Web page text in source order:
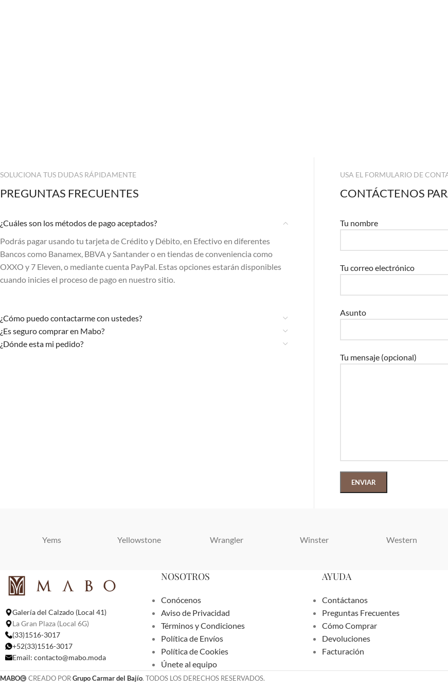
SOLUCIONA TUS DUDAS RÁPIDAMENTE
PREGUNTAS FRECUENTES
¿Cuáles son los métodos de pago aceptados?
Podrás pagar usando tu tarjeta de Crédito y Débito, en Efectivo en diferentes
Bancos como Banamex, BBVA y Santander o en tiendas de conveniencia como
OXXO y 7 Eleven, o mediante cuenta PayPal. Estas opciones estarán disponibles
cuando inicies el proceso de pago en nuestro sitio.
¿Cómo puedo contactarme con ustedes?
¿Es seguro comprar en Mabo?
¿Dónde esta mi pedido?
USA EL FORMULARIO DE
CONTÁCTENOS
Tu nombre
Tu correo electrónico
Asunto
Tu mensaje (opcional)
Yems Yellowstone Wrangler Winster Western
Galería del Calzado (Local 41)
La Gran Plaza (Local 6G)
(33)1516-3017
+52(33)1516-3017
Email: contacto@mabo.moda
NOSOTROS
Conócenos
Aviso de Privacidad
Términos y Condiciones
Política de Envíos
Política de Cookies
Únete al equipo
AYUDA
Contáctanos
Preguntas Frecuentes
Cómo Comprar
Devoluciones
Facturación
MABO CREADO PORGrupo Carmar del Bajío. TODOS LOS DERECHOS RESERVADOS.